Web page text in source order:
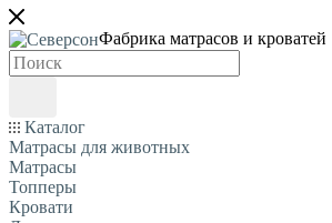
Фабрика матрасов и кроватей
Каталог
Матрасы для животных
Матрасы
Топперы
Кровати